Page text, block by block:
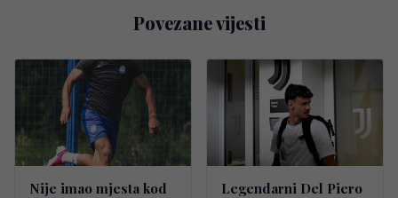
Povezane vijesti
Nije imao mjesta kod
Legendarni Del Piero